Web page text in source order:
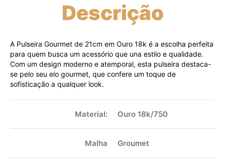
Descrição
A Pulseira Gourmet de 21cm em Ouro 18k é a escolha perfeita
para quem busca um acessório que una estilo e qualidade.
Com um design moderno e atemporal, esta pulseira destaca-
se pelo seu elo gourmet, que confere um toque de
sofisticação a qualquer look.
Material: Ouro 18k/750
Malha Groumet